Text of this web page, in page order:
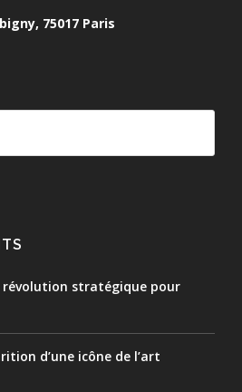
75017 Paris
révolution stratégique pour
d’une icône de l’art